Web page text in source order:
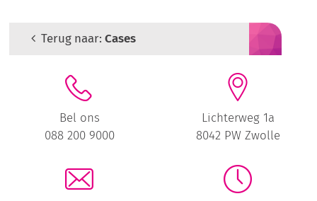
Terug naar:Cases
Bel ons
088 200 9000
Lichterweg 1a
8042 PW Zwolle